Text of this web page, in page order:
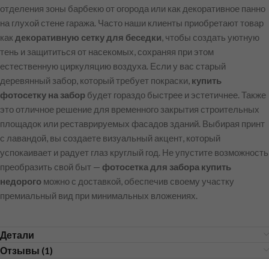
отделения зоны барбекю от огорода или как декоративное панно
на глухой стене гаража. Часто наши клиенты приобретают товар
как декоративную сетку для беседки, чтобы создать уютную
тень и защититься от насекомых, сохраняя при этом
естественную циркуляцию воздуха. Если у вас старый
деревянный забор, который требует покраски, купить
фотосетку на забор будет гораздо быстрее и эстетичнее. Также
это отличное решение для временного закрытия строительных
площадок или реставрируемых фасадов зданий. Выбирая принт
с лавандой, вы создаете визуальный акцент, который
успокаивает и радует глаз круглый год. Не упустите возможность
преобразить свой быт — фотосетка для забора купить
недорого можно с доставкой, обеспечив своему участку
премиальный вид при минимальных вложениях.
Детали
Отзывы (1)